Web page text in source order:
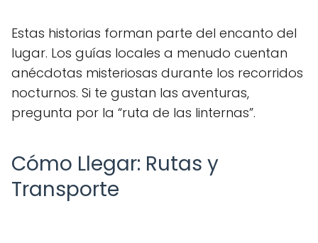
Estas historias forman parte del encanto del
lugar. Los guías locales a menudo cuentan
anécdotas misteriosas durante los recorridos
nocturnos. Si te gustan las aventuras,
pregunta por la “ruta de las linternas”.
Cómo Llegar: Rutas y
Transporte